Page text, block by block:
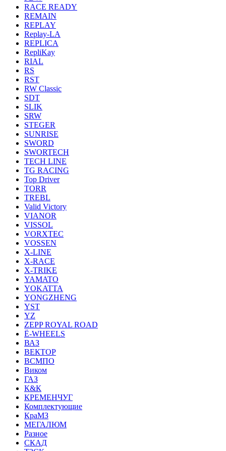
RACE READY
REMAIN
REPLAY
Replay-LA
REPLICA
RepliKay
RIAL
RS
RST
RW Classic
SDT
SLIK
SRW
STEGER
SUNRISE
SWORD
SWORTECH
TECH LINE
TG RACING
Top Driver
TORR
TREBL
Valid Victory
VIANOR
VISSOL
VORXTEC
VOSSEN
X-LINE
X-RACE
X-TRIKE
YAMATO
YOKATTA
YONGZHENG
YST
YZ
ZEPP ROYAL ROAD
Ё-WHEELS
ВАЗ
ВЕКТОР
ВСМПО
Виком
ГАЗ
К&К
КРЕМЕНЧУГ
Комплектующие
КраМЗ
МЕГАЛЮМ
Разное
СКАД